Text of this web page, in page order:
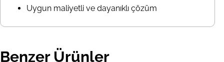
Uygun maliyetli ve dayanıklı çözüm
Benzer Ürünler